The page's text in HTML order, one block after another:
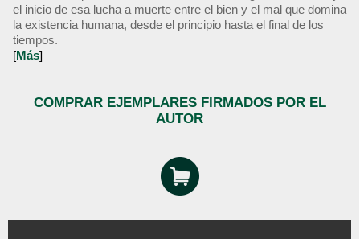
el inicio de esa lucha a muerte entre el bien y el mal que domina
la existencia humana, desde el principio hasta el final de los
tiempos.
[Más]
COMPRAR EJEMPLARES FIRMADOS POR EL
AUTOR